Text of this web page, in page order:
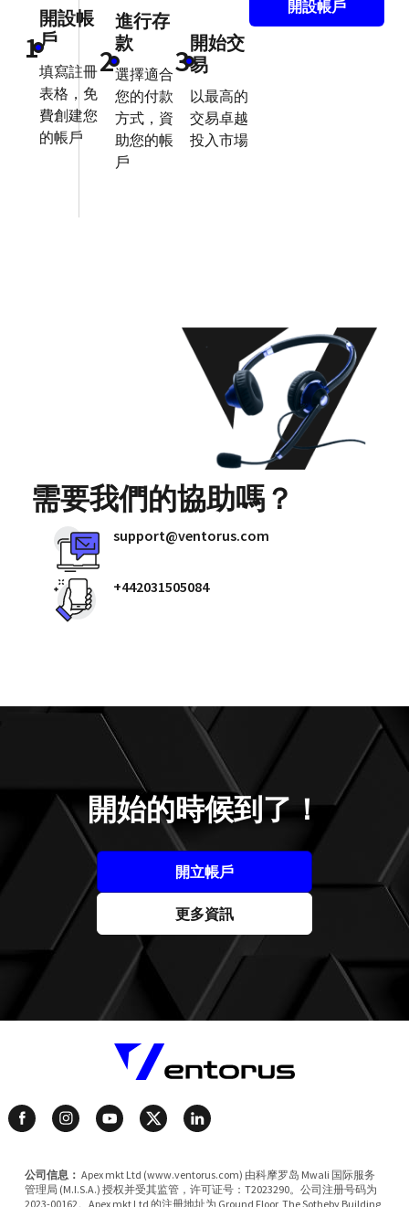
1
開設帳
戶
填寫註冊
表格，免
費創建您
的帳戶
2
進行存
款
選擇適合
您的付款
方式，資
助您的帳
戶
3
開始交
易
以最高的
交易卓越
投入市場
開設帳戶
需要我們的協助嗎？
support@ventorus.com
+442031505084
開始的時候到了！
開立帳戶
更多資訊
公司信息： Apex mkt Ltd (www.ventorus.com) 由科摩罗岛 Mwali 国际服务
管理局 (M.I.S.A.) 授权并受其监管，许可证号：T2023290。公司注册号码为
2023-00162。Apex mkt Ltd 的注册地址为 Ground Floor, The Sotheby Building,